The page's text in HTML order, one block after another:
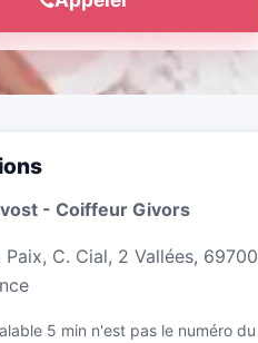
- Coiffeur Givors
Paix, C. Cial, 2 Vallées, 69700
5 min n'est pas le numéro du